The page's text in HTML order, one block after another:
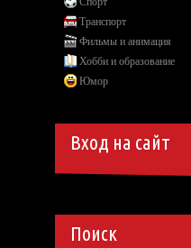
Транспорт
Фильмы и анимация
Хобби и образование
Юмор
Вход на сайт
Поиск